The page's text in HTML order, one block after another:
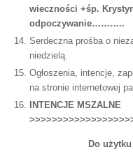
wieczności +śp.
odpoczywanie………..
Serdeczna prośba o
niedzielą.
Ogłoszenia, intencje,
na stronie internetowej
INTENCJE MSZALNE
Do użytku